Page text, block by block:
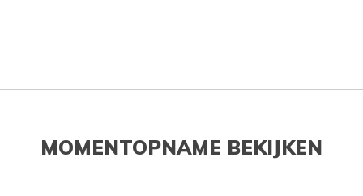
MOMENTOPNAME BEKIJKEN